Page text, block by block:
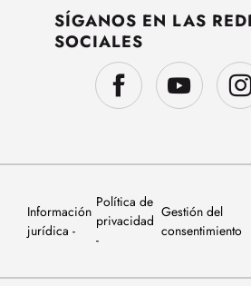
SÍGANOS EN LAS
SOCIALES
Información
jurídica
Política de
privacidad
Gestión del
consentimiento